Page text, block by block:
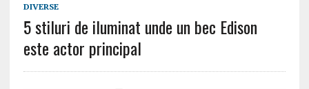
DIVERSE
5 stiluri de iluminat unde un bec Edison
este actor principal